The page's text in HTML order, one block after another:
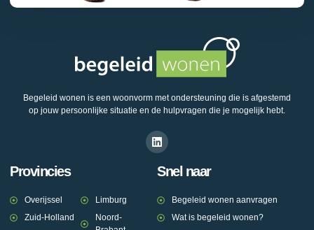
Begeleid wonen is een woonvorm met ondersteuning die is afgestemd
op jouw persoonlijke situatie en de hulpvragen die je mogelijk hebt.
Provincies
Overijssel
Zuid-Holland
Limburg
Noord-
Snel naar
Begeleid wonen aanvragen
Wat is begeleid wonen?